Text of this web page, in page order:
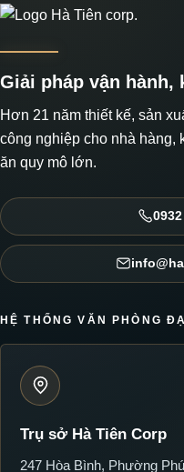
Giải pháp vận hành,
Hơn 21 năm thiết kế, sản
công nghiệp cho nhà hàng,
ăn quy mô lớn.
HỆ THỐNG VĂN PHÒNG
Trụ sở Hà Tiên Corp
247 Hòa Bình, Phường